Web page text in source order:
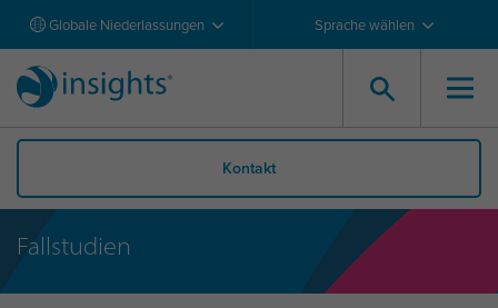
Globale Niederlassungen Sprache wählen
Kontakt
Fallstudien